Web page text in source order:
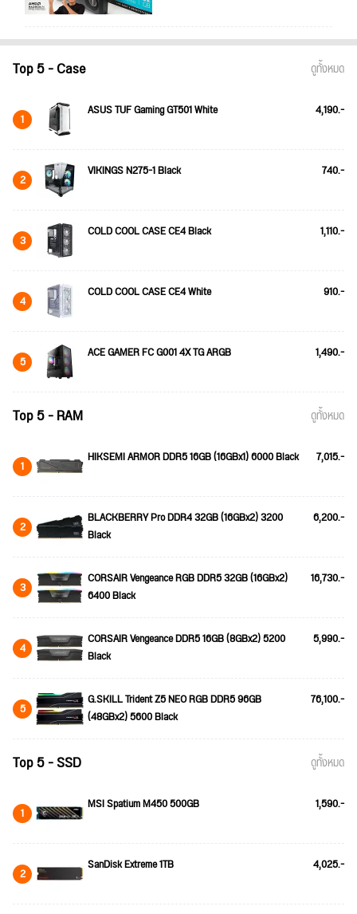
Top 5 - Case ดูทั้งหมด
1 ASUS TUF Gaming GT501 White 4,190.-
2 VIKINGS N275-1 Black 740.-
3 COLD COOL CASE CE4 Black 1,110.-
4 COLD COOL CASE CE4 White 910.-
5 ACE GAMER FC G001 4X TG ARGB 1,490.-
Top 5 - RAM ดูทั้งหมด
1 HIKSEMI ARMOR DDR5 16GB (16GBx1) 6000 Black 7,015.-
2
BLACKBERRY Pro DDR4 32GB (16GBx2) 3200
Black
6,200.-
3
CORSAIR Vengeance RGB DDR5 32GB (16GBx2)
6400 Black
16,730.-
4
CORSAIR Vengeance DDR5 16GB (8GBx2) 5200
Black
5,990.-
5
G.SKILL Trident Z5 NEO RGB DDR5 96GB
(48GBx2) 5600 Black
76,100.-
Top 5 - SSD ดูทั้งหมด
1 MSI Spatium M450 500GB 1,590.-
2 SanDisk Extreme 1TB 4,025.-